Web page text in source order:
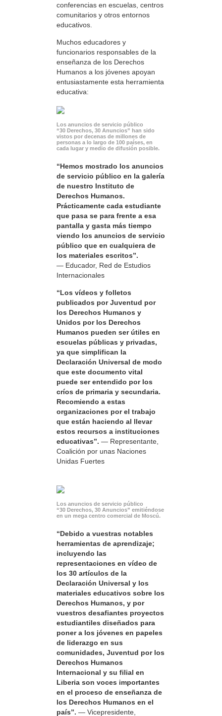
conferencias en escuelas, centros
comunitarios y otros entornos
educativos.
Muchos educadores y
funcionarios responsables de la
enseñanza de los Derechos
Humanos a los jóvenes apoyan
entusiastamente esta herramienta
educativa:
Los anuncios de servicio público
“30 Derechos, 30 Anuncios” han sido
vistos por decenas de millones de
personas a lo largo de 100 países, en
cada lugar y medio de difusión posible.
“Hemos mostrado los anuncios
de servicio público en la galería
de nuestro Instituto de
Derechos Humanos.
Prácticamente cada estudiante
que pasa se para frente a esa
pantalla y gasta más tiempo
viendo los anuncios de servicio
público que en cualquiera de
los materiales escritos”.
— Educador, Red de Estudios
Internacionales
“Los vídeos y folletos
publicados por Juventud por
los Derechos Humanos y
Unidos por los Derechos
Humanos pueden ser útiles en
escuelas públicas y privadas,
ya que simplifican la
Declaración Universal de modo
que este documento vital
puede ser entendido por los
críos de primaria y secundaria.
Recomiendo a estas
organizaciones por el trabajo
que están haciendo al llevar
estos recursos a instituciones
educativas”. — Representante,
Coalición por unas Naciones
Unidas Fuertes
Los anuncios de servicio público
“30 Derechos, 30 Anuncios” emitiéndose
en un mega centro comercial de Moscú.
“Debido a vuestras notables
herramientas de aprendizaje;
incluyendo las
representaciones en vídeo de
los 30 artículos de la
Declaración Universal y los
materiales educativos sobre los
Derechos Humanos, y por
vuestros desafiantes proyectos
estudiantiles diseñados para
poner a los jóvenes en papeles
de liderazgo en sus
comunidades, Juventud por los
Derechos Humanos
Internacional y su filial en
Liberia son voces importantes
en el proceso de enseñanza de
los Derechos Humanos en el
país”. — Vicepresidente,